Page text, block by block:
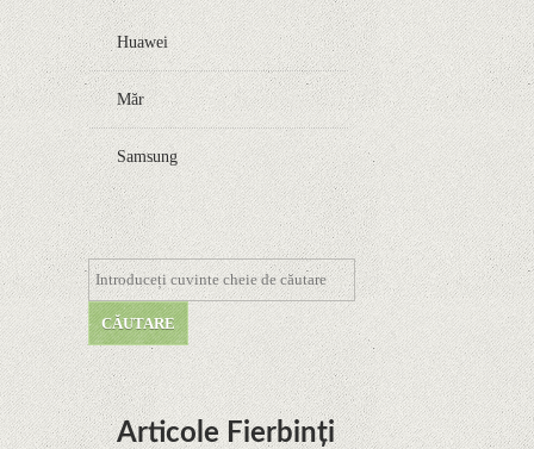
Huawei
Măr
Samsung
Articole Fierbinți